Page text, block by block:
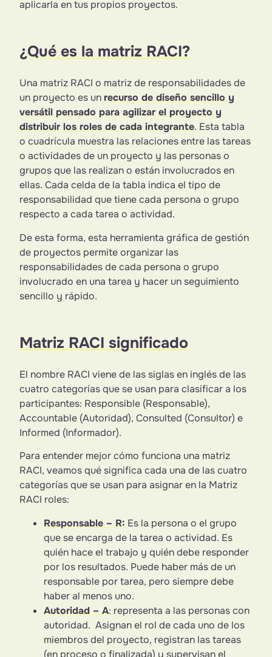
aplicarla en tus propios proyectos.
¿Qué es la matriz RACI?
Una matriz RACI o matriz de responsabilidades de
un proyecto es unrecurso de diseño sencillo y
versátil pensado para agilizar el proyecto y
distribuir los roles de cada integrante. Esta tabla
o cuadrícula muestra las relaciones entre las tareas
o actividades de un proyecto y las personas o
grupos que las realizan o están involucrados en
ellas. Cada celda de la tabla indica el tipo de
responsabilidad que tiene cada persona o grupo
respecto a cada tarea o actividad.
De esta forma, esta herramienta gráfica de gestión
de proyectos permite organizar las
responsabilidades de cada persona o grupo
involucrado en una tarea y hacer un seguimiento
sencillo y rápido.
Matriz RACI significado
El nombre RACI viene de las siglas en inglés de las
cuatro categorías que se usan para clasificar a los
participantes: Responsible (Responsable),
Accountable (Autoridad), Consulted (Consultor) e
Informed (Informador).
Para entender mejor cómo funciona una matriz
RACI, veamos qué significa cada una de las cuatro
categorías que se usan para asignar en la Matriz
RACI roles:
Responsable – R: Es la persona o el grupo
que se encarga de la tarea o actividad. Es
quién hace el trabajo y quién debe responder
por los resultados. Puede haber más de un
responsable por tarea, pero siempre debe
haber al menos uno.
Autoridad – A: representa a las personas con
autoridad. Asignan el rol de cada uno de los
miembros del proyecto, registran las tareas
(en proceso o finalizada) y supervisan el